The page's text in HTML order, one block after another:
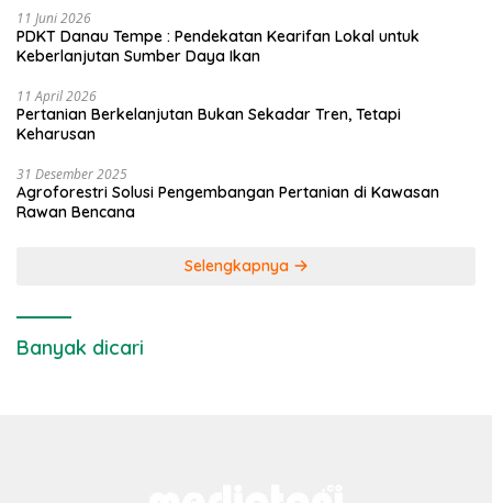
11 Juni 2026
PDKT Danau Tempe : Pendekatan Kearifan Lokal untuk
Keberlanjutan Sumber Daya Ikan
11 April 2026
Pertanian Berkelanjutan Bukan Sekadar Tren, Tetapi
Keharusan
31 Desember 2025
Agroforestri Solusi Pengembangan Pertanian di Kawasan
Rawan Bencana
Selengkapnya
Banyak dicari